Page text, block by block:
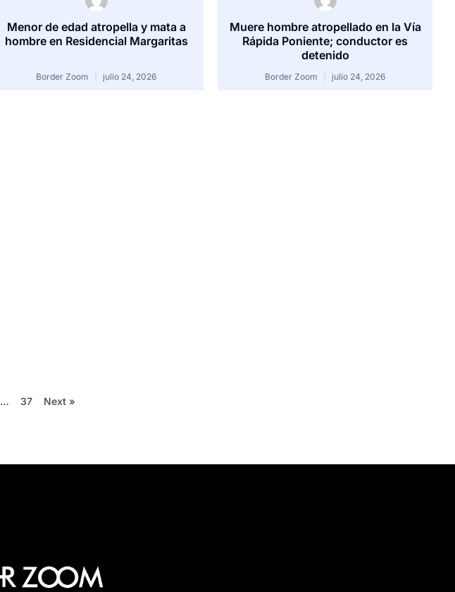
Menor de edad atropella y mata a
hombre en Residencial Margaritas
Border Zoom julio 24, 2026
Muere hombre atropellado en la Vía
Rápida Poniente; conductor es
detenido
Border Zoom julio 24, 2026
… 37 Next »